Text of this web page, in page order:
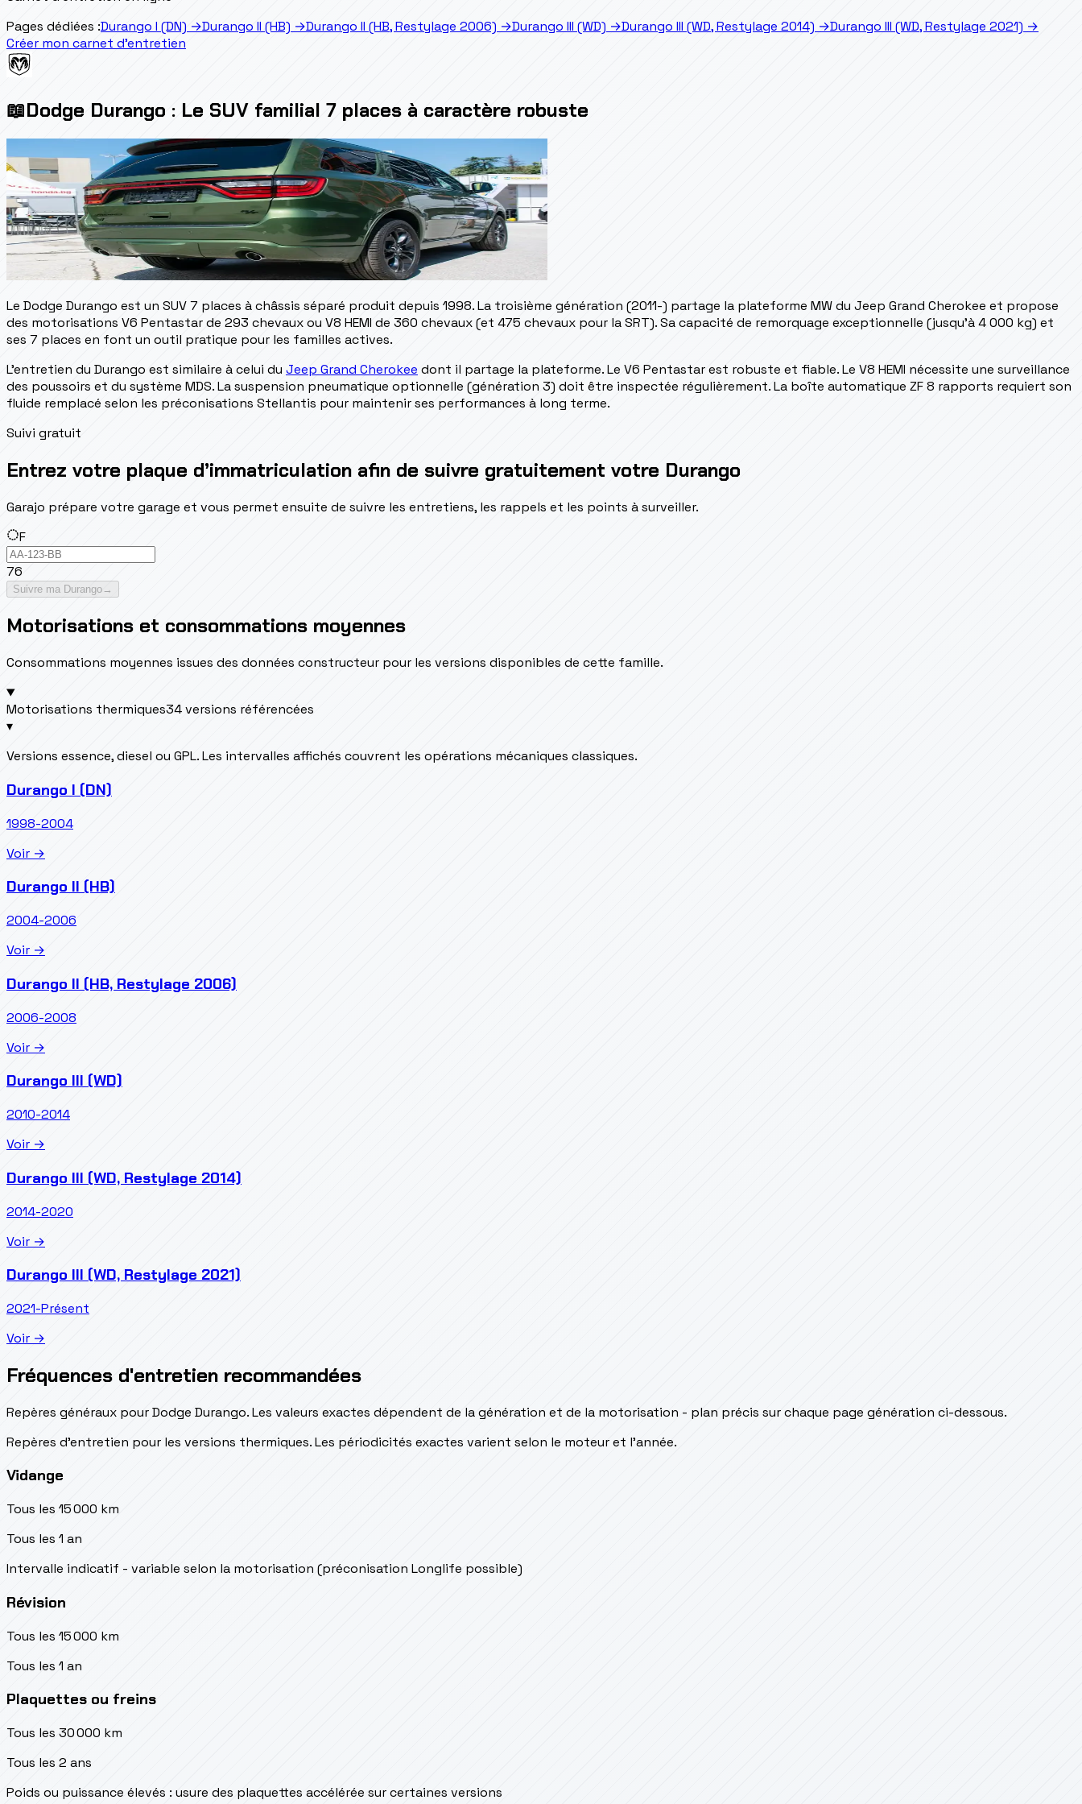
Pages dédiées :Durango I (DN) →Durango II (HB) →Durango II (HB, Restylage 2006) →Durango III (WD) →Durango III (WD, Restylage 2014) →Durango III (WD, Restylage 2021) →
Créer mon carnet d'entretien
📖Dodge Durango : Le SUV familial 7 places à caractère robuste
Le Dodge Durango est un SUV 7 places à châssis séparé produit depuis 1998. La troisième génération (2011-) partage la plateforme MW du Jeep Grand Cherokee et propose
des motorisations V6 Pentastar de 293 chevaux ou V8 HEMI de 360 chevaux (et 475 chevaux pour la SRT). Sa capacité de remorquage exceptionnelle (jusqu'à 4 000 kg) et
ses 7 places en font un outil pratique pour les familles actives.
L'entretien du Durango est similaire à celui du Jeep Grand Cherokee dont il partage la plateforme. Le V6 Pentastar est robuste et fiable. Le V8 HEMI nécessite une surveillance
des poussoirs et du système MDS. La suspension pneumatique optionnelle (génération 3) doit être inspectée régulièrement. La boîte automatique ZF 8 rapports requiert son
fluide remplacé selon les préconisations Stellantis pour maintenir ses performances à long terme.
Suivi gratuit
Entrez votre plaque d’immatriculation afin de suivre gratuitement votre Durango
Garajo prépare votre garage et vous permet ensuite de suivre les entretiens, les rappels et les points à surveiller.
F
76
Suivre ma Durango →
Motorisations et consommations moyennes
Consommations moyennes issues des données constructeur pour les versions disponibles de cette famille.
Motorisations thermiques34 versions référencées
▾
Versions essence, diesel ou GPL. Les intervalles affichés couvrent les opérations mécaniques classiques.
Durango I (DN)
1998-2004
Voir →
Durango II (HB)
2004-2006
Voir →
Durango II (HB, Restylage 2006)
2006-2008
Voir →
Durango III (WD)
2010-2014
Voir →
Durango III (WD, Restylage 2014)
2014-2020
Voir →
Durango III (WD, Restylage 2021)
2021-Présent
Voir →
Fréquences d'entretien recommandées
Repères généraux pour Dodge Durango. Les valeurs exactes dépendent de la génération et de la motorisation - plan précis sur chaque page génération ci-dessous.
Repères d’entretien pour les versions thermiques. Les périodicités exactes varient selon le moteur et l’année.
Vidange
Tous les 15 000 km
Tous les 1 an
Intervalle indicatif - variable selon la motorisation (préconisation Longlife possible)
Révision
Tous les 15 000 km
Tous les 1 an
Plaquettes ou freins
Tous les 30 000 km
Tous les 2 ans
Poids ou puissance élevés : usure des plaquettes accélérée sur certaines versions